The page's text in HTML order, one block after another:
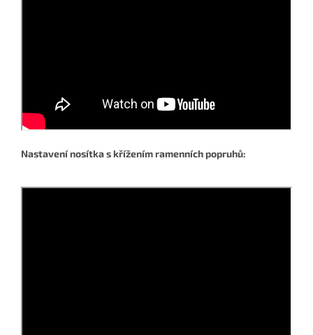
Nastavení nosítka s křížením ramenních popruhů: